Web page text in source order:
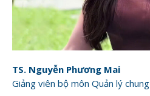
TS. Nguyễn Phương Mai
Giảng viên bộ môn Quản lý chung